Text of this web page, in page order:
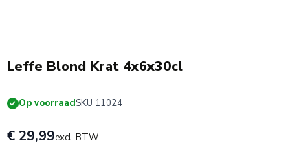
Leffe Blond Krat 4x6x30cl
Op voorraadSKU 11024
€ 29,99excl. BTW